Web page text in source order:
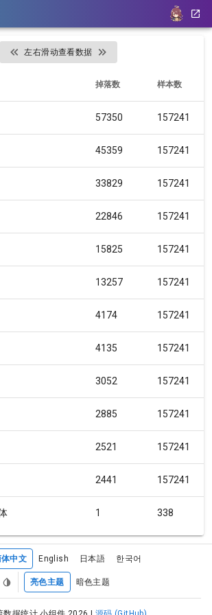
左右滑动查看数据
掉落数 样本数
57350 157241
45359 157241
33829 157241
22846 157241
15825 157241
13257 157241
4174 157241
4135 157241
3052 157241
2885 157241
2521 157241
2441 157241
1 338
体中文 English 日本語 한국어
亮色主题 暗色主题